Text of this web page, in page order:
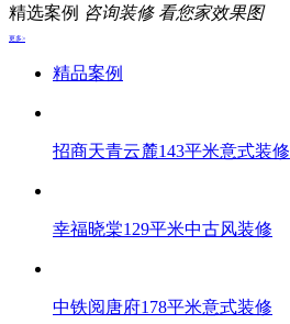
精选案例 咨询装修 看您家效果图
更多>
精品案例
招商天青云麓143平米意式装修
幸福晓棠129平米中古风装修
中铁阅唐府178平米意式装修